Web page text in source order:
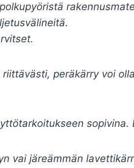
peräkärry voi
vai järeämmän